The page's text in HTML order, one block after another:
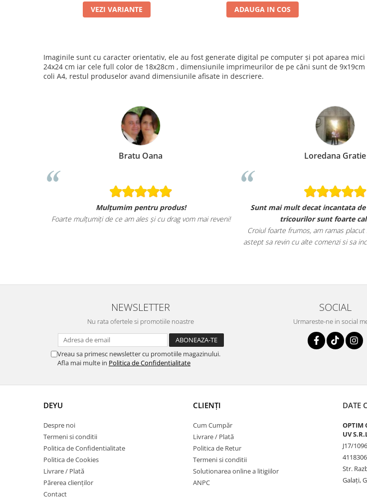
VEZI VARIANTE ADAUGA IN COS
Imaginile sunt cu caracter orientativ, ele au fost generate digital pe computer și pot aparea
24x24 cm iar cele full color de 18x28cm , dimensiunile imprimeurilor de pe căni sunt de
coli A4, restul produselor avand dimensiunile afisate in descriere.
Bratu Oana
Mulțumim pentru produs!
Foarte mulțumiți de ce am ales și cu drag vom mai reveni!
Loredana Gratie
Sunt mai mult decat incantata
tricourilor sunt foarte
Croiul foarte frumos, am ramas
astept sa revin cu alte comenzi si sa
NEWSLETTER
Nu rata ofertele si promotiile noastre
Vreau sa primesc newsletter cu promotiile magazinului.
Afla mai multe in Politica de Confidentialitate
SOCIAL
Urmareste-ne in social
DEYU
Despre noi
Termeni si conditii
Politica de Confidentialitate
Politica de Cookies
Livrare / Plată
Părerea clienților
Contact
CLIENȚI
Cum Cumpăr
Livrare / Plată
Politica de Retur
Termeni si conditii
Solutionarea online a litigiilor
ANPC
DATE
OPTIM
UV
J17/
Str.
Galați,